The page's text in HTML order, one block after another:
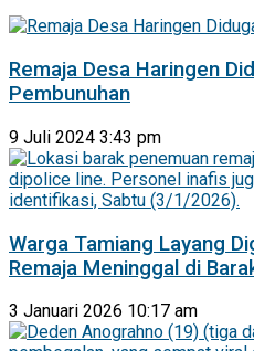
Remaja Desa Haringen
Pembunuhan
9 Juli 2024 3:43 pm
Warga Tamiang Layang
Remaja Meninggal di
3 Januari 2026 10:17 am